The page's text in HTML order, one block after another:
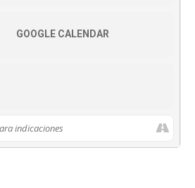
GOOGLE CALENDAR